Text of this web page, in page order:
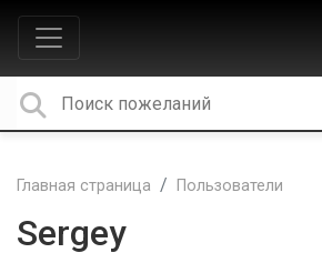
Главная страница Пользователи
Sergey